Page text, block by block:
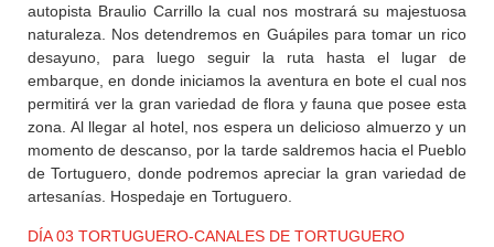
SISTEMA
DE
AGENCIAS
autopista Braulio Carrillo la cual nos mostrará su majestuosa
naturaleza. Nos detendremos en Guápiles para tomar un rico
desayuno, para luego seguir la ruta hasta el lugar de
embarque, en donde iniciamos la aventura en bote el cual nos
permitirá ver la gran variedad de flora y fauna que posee esta
zona. Al llegar al hotel, nos espera un delicioso almuerzo y un
momento de descanso, por la tarde saldremos hacia el Pueblo
de Tortuguero, donde podremos apreciar la gran variedad de
artesanías. Hospedaje en Tortuguero.
DÍA 03 TORTUGUERO-CANALES DE TORTUGUERO